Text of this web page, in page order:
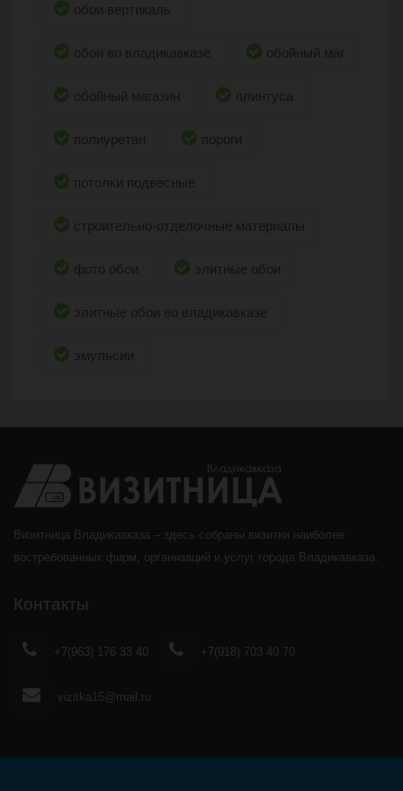
обои вертикаль
обои во владикавказе обойный маг
обойный магазин плинтуса
полиуретан пороги
потолки подвесные
строительно-отделочные материалы
фото обои элитные обои
элитные обои во владикавказе
эмульсии
Визитница Владикавказа – здесь собраны визитки наиболее
востребованных фирм, организаций и услуг города Владикавказа.
Контакты
+7(963) 176 33 40 +7(918) 703 40 70
vizitka15@mail.ru